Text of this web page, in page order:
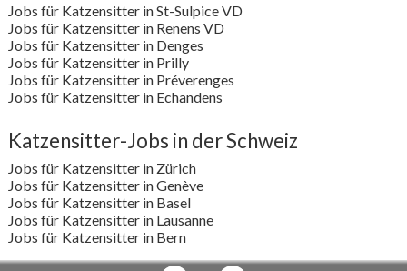
Jobs für Katzensitter in St-Sulpice VD
Jobs für Katzensitter in Renens VD
Jobs für Katzensitter in Denges
Jobs für Katzensitter in Prilly
Jobs für Katzensitter in Préverenges
Jobs für Katzensitter in Echandens
Katzensitter-Jobs in der Schweiz
Jobs für Katzensitter in Zürich
Jobs für Katzensitter in Genève
Jobs für Katzensitter in Basel
Jobs für Katzensitter in Lausanne
Jobs für Katzensitter in Bern